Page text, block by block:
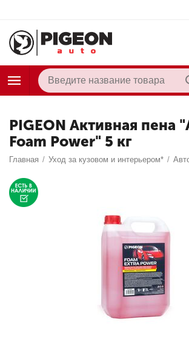
PIGEON Активная пена
Foam Power" 5 кг
Главная / Уход за кузовом и интерьером* /